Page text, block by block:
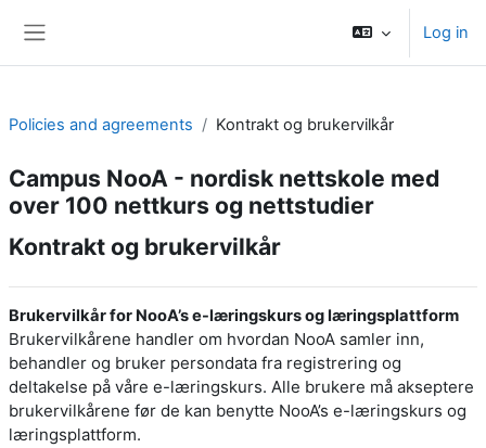
Log in
Policies and agreements Kontrakt og brukervilkår
Campus NooA - nordisk nettskole med
over 100 nettkurs og nettstudier
Kontrakt og brukervilkår
Brukervilkår for NooA’s e-læringskurs og læringsplattform
Brukervilkårene handler om hvordan NooA samler inn,
behandler og bruker persondata fra registrering og
deltakelse på våre e-læringskurs. Alle brukere må akseptere
brukervilkårene før de kan benytte NooA’s e-læringskurs og
læringsplattform.